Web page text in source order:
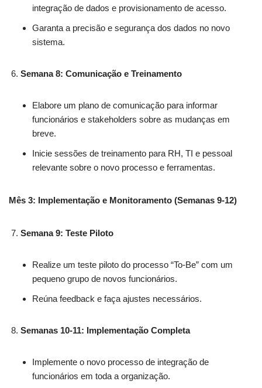
integração de dados e provisionamento de acesso.
Garanta a precisão e segurança dos dados no novo
sistema.
Semana 8: Comunicação e Treinamento
Elabore um plano de comunicação para informar
funcionários e stakeholders sobre as mudanças em
breve.
Inicie sessões de treinamento para RH, TI e pessoal
relevante sobre o novo processo e ferramentas.
Mês 3: Implementação e Monitoramento (Semanas 9-12)
Semana 9: Teste Piloto
Realize um teste piloto do processo “To-Be” com um
pequeno grupo de novos funcionários.
Reúna feedback e faça ajustes necessários.
Semanas 10-11: Implementação Completa
Implemente o novo processo de integração de
funcionários em toda a organização.